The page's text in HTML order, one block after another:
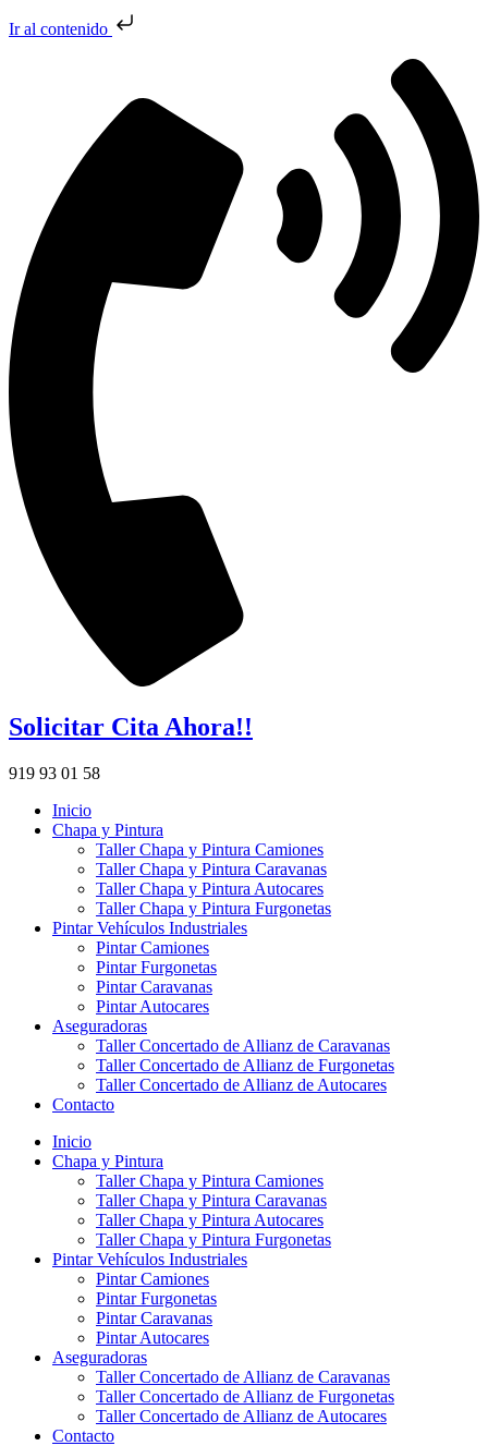
Ir al contenido
Solicitar Cita Ahora!!
919 93 01 58
Inicio
Chapa y Pintura
Taller Chapa y Pintura Camiones
Taller Chapa y Pintura Caravanas
Taller Chapa y Pintura Autocares
Taller Chapa y Pintura Furgonetas
Pintar Vehículos Industriales
Pintar Camiones
Pintar Furgonetas
Pintar Caravanas
Pintar Autocares
Aseguradoras
Taller Concertado de Allianz de Caravanas
Taller Concertado de Allianz de Furgonetas
Taller Concertado de Allianz de Autocares
Contacto
Inicio
Chapa y Pintura
Taller Chapa y Pintura Camiones
Taller Chapa y Pintura Caravanas
Taller Chapa y Pintura Autocares
Taller Chapa y Pintura Furgonetas
Pintar Vehículos Industriales
Pintar Camiones
Pintar Furgonetas
Pintar Caravanas
Pintar Autocares
Aseguradoras
Taller Concertado de Allianz de Caravanas
Taller Concertado de Allianz de Furgonetas
Taller Concertado de Allianz de Autocares
Contacto